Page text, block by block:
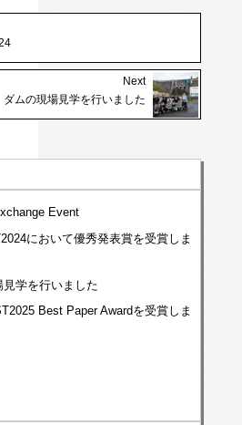
Next
ムの現場見学を行いました
Event
において優秀発表賞を受賞しま
学を行いました
Best Paper Awardを受賞しま